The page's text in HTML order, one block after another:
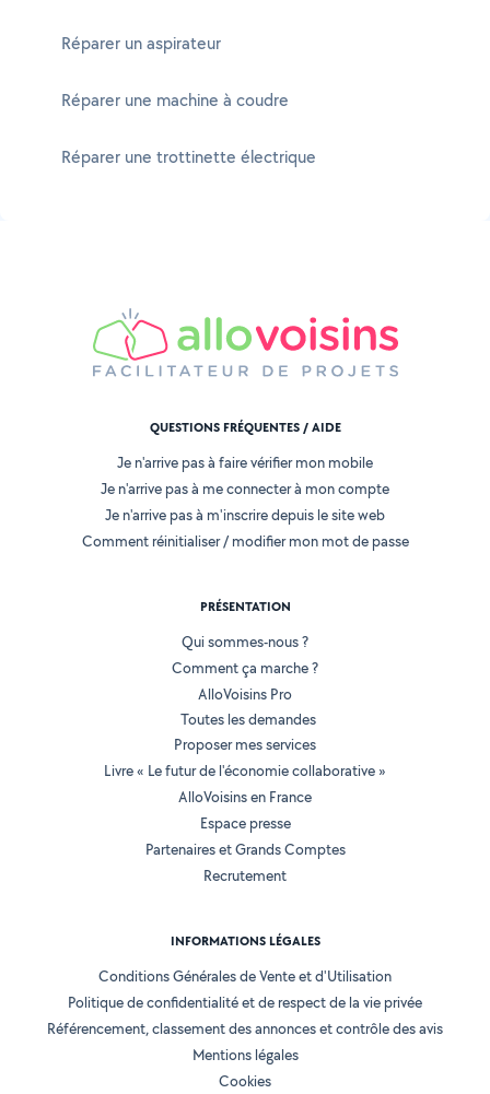
Réparer un aspirateur
Réparer une machine à coudre
Réparer une trottinette électrique
QUESTIONS FRÉQUENTES / AIDE
Je n'arrive pas à faire vérifier mon mobile
Je n'arrive pas à me connecter à mon compte
Je n'arrive pas à m'inscrire depuis le site web
Comment réinitialiser / modifier mon mot de passe
PRÉSENTATION
Qui sommes-nous ?
Comment ça marche ?
AlloVoisins Pro
Toutes les demandes
Proposer mes services
Livre « Le futur de l'économie collaborative »
AlloVoisins en France
Espace presse
Partenaires et Grands Comptes
Recrutement
INFORMATIONS LÉGALES
Conditions Générales de Vente et d'Utilisation
Politique de confidentialité et de respect de la vie privée
Référencement, classement des annonces et contrôle des avis
Mentions légales
Cookies